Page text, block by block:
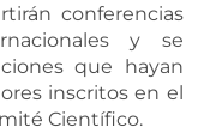
conferencias
y se
que hayan
inscritos en el
Científico.